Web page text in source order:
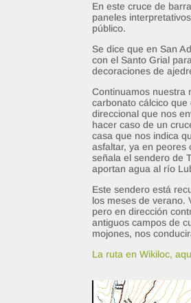
En este cruce de
paneles
público.
Se dice que en San
con el Santo Grial
decoraciones de
Continuamos nuestra
carbonato cálcico
direccional que nos
hacer caso de un
casa que nos indica
asfaltar, ya en peores
señala el sendero de
aportan agua al río
Este sendero está
los meses de verano.
pero en dirección
antiguos campos de
mojones, nos
La ruta en Wikiloc,